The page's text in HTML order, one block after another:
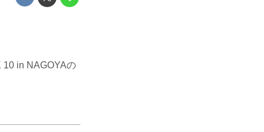
in NAGOYAの